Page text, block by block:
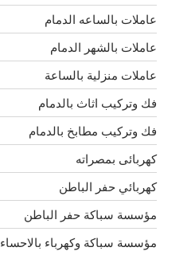
عاملات بالساعه الدمام
عاملات بالشهر الدمام
عاملات منزلية بالساعة
فك وتركيب اثاث بالدمام
فك وتركيب مطابخ بالدمام
كهربائى بمصراته
كهربائي حفر الباطن
مؤسسة سباكة حفر الباطن
مؤسسة سباكة وكهرباء بالاحساء